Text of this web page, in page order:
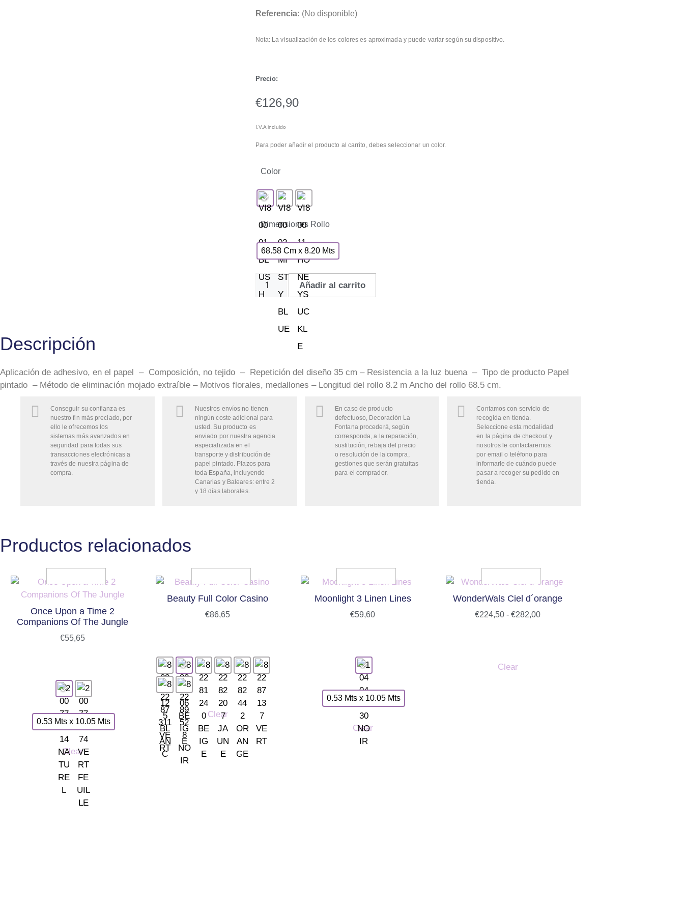
Referencia: (No disponible)
Nota: La visualización de los colores es aproximada y puede variar según su dispositivo.
Precio:
€126,90
I.V.A incluido
Para poder añadir el producto al carrito, debes seleccionar un color.
Color
Dimensiones Rollo
68.58 Cm x 8.20 Mts
Añadir al carrito
Descripción
Aplicación de adhesivo, en el papel – Composición, no tejido – Repetición del diseño 35 cm – Resistencia a la luz buena – Tipo de producto Papel
pintado – Método de eliminación mojado extraíble – Motivos florales, medallones – Longitud del rollo 8.2 m Ancho del rollo 68.5 cm.
Conseguir su confianza es
nuestro fin más preciado, por
ello le ofrecemos los
sistemas más avanzados en
seguridad para todas sus
transacciones electrónicas a
través de nuestra página de
compra.
Nuestros envíos no tienen
ningún coste adicional para
usted. Su producto es
enviado por nuestra agencia
especializada en el
transporte y distribución de
papel pintado. Plazos para
toda España, incluyendo
Canarias y Baleares: entre 2
y 18 días laborales.
En caso de producto
defectuoso, Decoración La
Fontana procederá, según
corresponda, a la reparación,
sustitución, rebaja del precio
o resolución de la compra,
gestiones que serán gratuitas
para el comprador.
Contamos con servicio de
recogida en tienda.
Seleccione esta modalidad
en la página de checkout y
nosotros le contactaremos
por email o teléfono para
informarle de cuándo puede
pasar a recoger su pedido en
tienda.
Productos relacionados
Once Upon a Time 2
Companions Of The Jungle
€55,65
0.53 Mts x 10.05 Mts
Clear
Beauty Full Color Casino
€86,65
Clear
Moonlight 3 Linen Lines
€59,60
0.53 Mts x 10.05 Mts
Clear
WonderWals Ciel d´orange
€224,50 - €282,00
Clear